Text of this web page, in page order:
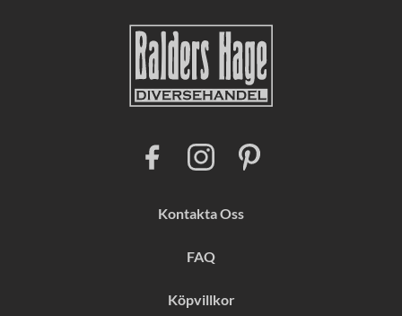
Kontakta Oss
FAQ
Köpvillkor
b
o
I
n
g
a
m